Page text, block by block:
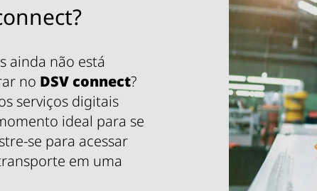
ainda não está
no DSVconnect?
serviços digitais
ideal para se
se para acessar
em uma